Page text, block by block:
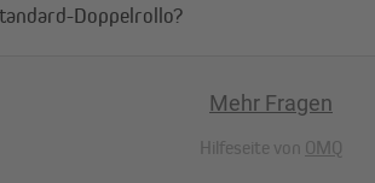
Doppelrollo?
Mehr Fragen
Hilfeseite von OMQ